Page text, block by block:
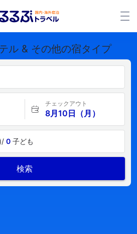
ル & その他の宿タイプ
チェックアウト
8月10日（月）
0 子ども
検索